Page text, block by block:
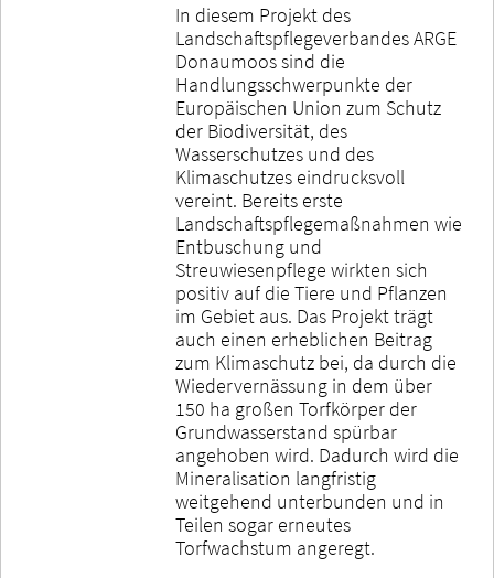
In diesem Projekt des
Landschaftspflegeverbandes ARGE
Donaumoos sind die
Handlungsschwerpunkte der
Europäischen Union zum Schutz
der Biodiversität, des
Wasserschutzes und des
Klimaschutzes eindrucksvoll
vereint. Bereits erste
Landschaftspflegemaßnahmen wie
Entbuschung und
Streuwiesenpflege wirkten sich
positiv auf die Tiere und Pflanzen
im Gebiet aus. Das Projekt trägt
auch einen erheblichen Beitrag
zum Klimaschutz bei, da durch die
Wiedervernässung in dem über
150 ha großen Torfkörper der
Grundwasserstand spürbar
angehoben wird. Dadurch wird die
Mineralisation langfristig
weitgehend unterbunden und in
Teilen sogar erneutes
Torfwachstum angeregt.